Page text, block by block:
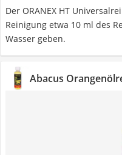
Der ORANEX HT
Reinigung etwa 10 ml des
Wasser geben.
Abacus